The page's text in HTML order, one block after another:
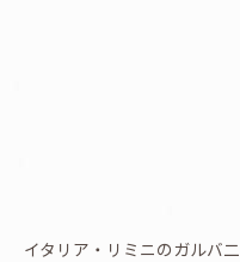
イタリア・リミニのガルバ